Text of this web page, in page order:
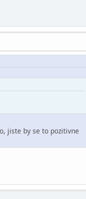
jiste by se to pozitivne